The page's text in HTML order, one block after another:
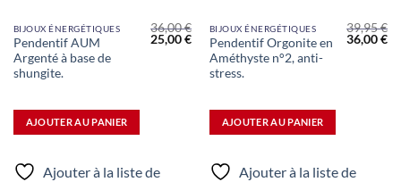
BIJOUX ÉNERGÉTIQUES
Pendentif AUM
Argenté à base de
shungite.
36,00€
Le
prix
25,00€Le
prix
actuel
est :
AJOUTER AU PANIER
Ajouter à la liste de
BIJOUX ÉNERGÉTIQUES
Pendentif Orgonite en
Améthyste n°2, anti-
stress.
39,95€
Le
prix
36,00€Le
AJOUTER AU PANIER
Ajouter à la liste de
: